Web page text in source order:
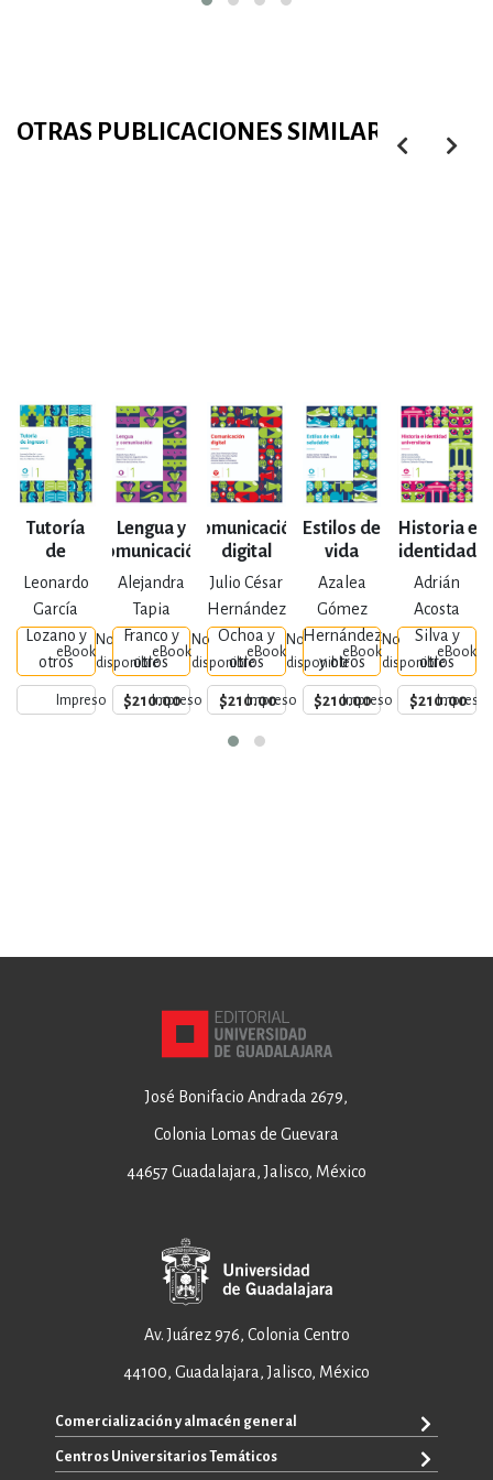
OTRAS PUBLICACIONES SIMILARES
Tutoría
de
ingreso I
Leonardo
García
Lozano y
otros
eBook
No
disponible
Impreso $210.00
Lengua y
comunicación
Alejandra
Tapia
Franco y
otros
eBook
No
disponible
Impreso $210.00
Comunicación
digital
Julio César
Hernández
Ochoa y
otros
eBook
No
disponible
Impreso $210.00
Estilos de
vida
saludable
Azalea
Gómez
Hernández
y otros
eBook
No
disponible
Impreso $210.00
Historia e
identidad
universitaria
Adrián
Acosta
Silva y
otros
eBook
Impreso
José Bonifacio Andrada 2679,
Colonia Lomas de Guevara
44657 Guadalajara, Jalisco, México
Av. Juárez 976, Colonia Centro
44100, Guadalajara, Jalisco, México
Comercialización y almacén general
ventas@editorial.udg.mx
Centros Universitarios Temáticos